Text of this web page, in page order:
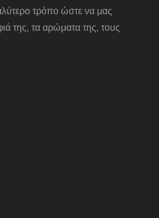
τρόπο ώστε να μας
της, τα αρώματα της, τους